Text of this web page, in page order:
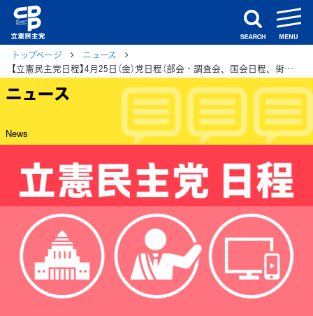
search
トップページ
ニュース
【立憲民主党日程】4月25日（金）党日程（部会・調査会、国会日程、街頭演説、メディア出演等）
ニュース
News